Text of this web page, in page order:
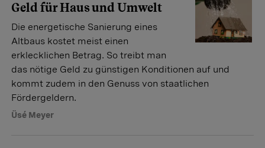
Geld für Haus und Umwelt
Die energetische Sanierung eines
Altbaus kostet meist einen
erklecklichen Betrag. So treibt man
das nötige Geld zu günstigen Konditionen auf und
kommt zudem in den Genuss von staatlichen
Fördergeldern.
Üsé Meyer